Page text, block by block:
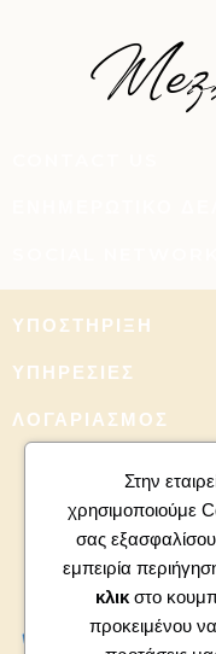
ΥΠΟΣΤΉΡΙΞΗ
ΥΠΗΡΕΣΊΕΣ
ΛΟΓΑΡΙΑΣΜΌΣ
Copyright 2026 - All
Στην
χρησιμοποιούμε
σας
εμπειρία
κλικ στο
προκειμένου